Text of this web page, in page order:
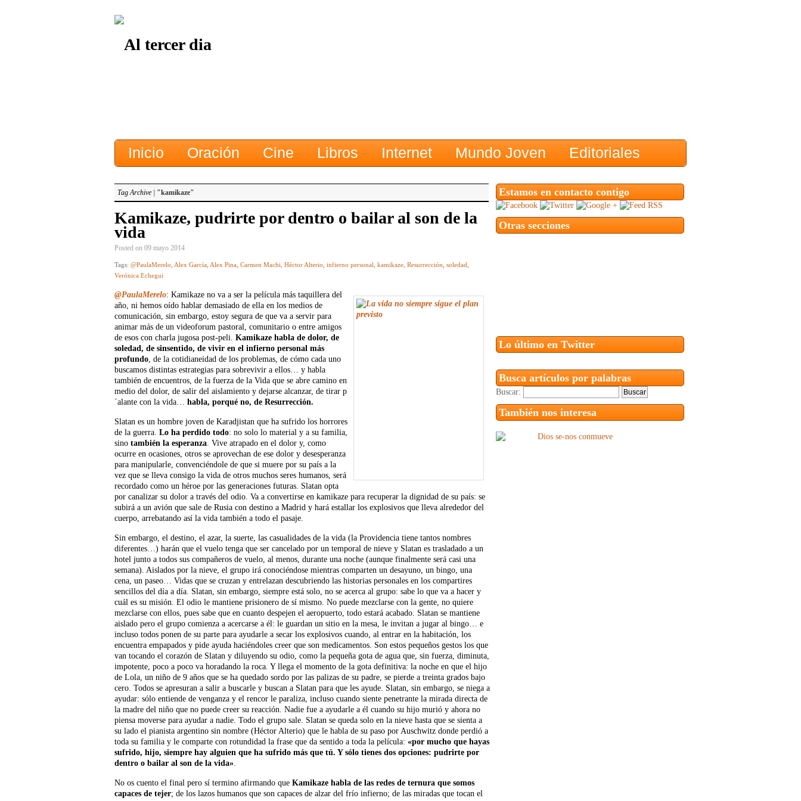
Inicio Oración Cine Libros Internet Mundo Joven Editoriales
Tag Archive | "kamikaze"
Kamikaze, pudrirte por dentro o bailar al son de la
vida
Posted on 09 mayo 2014
Tags: @PaulaMerelo Alex García Alex Pina Carmen Machi Héctor Alterio infierno personal kamikaze Resurrección soledad
Verónica Echegui
@PaulaMerelo: Kamikaze no va a ser la película más taquillera del
año, ni hemos oído hablar demasiado de ella en los medios de
comunicación, sin embargo, estoy segura de que va a servir para
animar más de un videoforum pastoral, comunitario o entre amigos
de esos con charla jugosa post-peli. Kamikaze habla de dolor, de
soledad, de sinsentido, de vivir en el infierno personal más
profundo, de la cotidianeidad de los problemas, de cómo cada uno
buscamos distintas estrategias para sobrevivir a ellos… y habla
también de encuentros, de la fuerza de la Vida que se abre camino en
medio del dolor, de salir del aislamiento y dejarse alcanzar, de tirar p
´alante con la vida… habla, porqué no, de Resurrección.
Slatan es un hombre joven de Karadjistan que ha sufrido los horrores
de la guerra. Lo ha perdido todo: no solo lo material y a su familia,
sino también la esperanza. Vive atrapado en el dolor y, como
ocurre en ocasiones, otros se aprovechan de ese dolor y desesperanza
para manipularle, convenciéndole de que si muere por su país a la
vez que se lleva consigo la vida de otros muchos seres humanos, será
recordado como un héroe por las generaciones futuras. Slatan opta
por canalizar su dolor a través del odio. Va a convertirse en kamikaze para recuperar la dignidad de su país: se
subirá a un avión que sale de Rusia con destino a Madrid y hará estallar los explosivos que lleva alrededor del
cuerpo, arrebatando así la vida también a todo el pasaje.
Sin embargo, el destino, el azar, la suerte, las casualidades de la vida (la Providencia tiene tantos nombres
diferentes…) harán que el vuelo tenga que ser cancelado por un temporal de nieve y Slatan es trasladado a un
hotel junto a todos sus compañeros de vuelo, al menos, durante una noche (aunque finalmente será casi una
semana). Aislados por la nieve, el grupo irá conociéndose mientras comparten un desayuno, un bingo, una
cena, un paseo… Vidas que se cruzan y entrelazan descubriendo las historias personales en los compartires
sencillos del día a día. Slatan, sin embargo, siempre está solo, no se acerca al grupo: sabe lo que va a hacer y
cuál es su misión. El odio le mantiene prisionero de sí mismo. No puede mezclarse con la gente, no quiere
mezclarse con ellos, pues sabe que en cuanto despejen el aeropuerto, todo estará acabado. Slatan se mantiene
aislado pero el grupo comienza a acercarse a él: le guardan un sitio en la mesa, le invitan a jugar al bingo… e
incluso todos ponen de su parte para ayudarle a secar los explosivos cuando, al entrar en la habitación, los
encuentra empapados y pide ayuda haciéndoles creer que son medicamentos. Son estos pequeños gestos los que
van tocando el corazón de Slatan y diluyendo su odio, como la pequeña gota de agua que, sin fuerza, diminuta,
impotente, poco a poco va horadando la roca. Y llega el momento de la gota definitiva: la noche en que el hijo
de Lola, un niño de 9 años que se ha quedado sordo por las palizas de su padre, se pierde a treinta grados bajo
cero. Todos se apresuran a salir a buscarle y buscan a Slatan para que les ayude. Slatan, sin embargo, se niega a
ayudar: sólo entiende de venganza y el rencor le paraliza, incluso cuando siente penetrante la mirada directa de
la madre del niño que no puede creer su reacción. Nadie fue a ayudarle a él cuando su hijo murió y ahora no
piensa moverse para ayudar a nadie. Todo el grupo sale. Slatan se queda solo en la nieve hasta que se sienta a
su lado el pianista argentino sin nombre (Héctor Alterio) que le habla de su paso por Auschwitz donde perdió a
toda su familia y le comparte con rotundidad la frase que da sentido a toda la película: «por mucho que hayas
sufrido, hijo, siempre hay alguien que ha sufrido más que tú. Y sólo tienes dos opciones: pudrirte por
dentro o bailar al son de la vida».
No os cuento el final pero sí termino afirmando que Kamikaze habla de las redes de ternura que somos
capaces de tejer; de los lazos humanos que son capaces de alzar del frío infierno; de las miradas que tocan el
Estamos en contacto contigo
Otras secciones
Lo último en Twitter
Busca artículos por palabras
Buscar:
También nos interesa